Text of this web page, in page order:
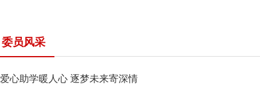
委员风采
爱心助学暖人心 逐梦未来寄深情